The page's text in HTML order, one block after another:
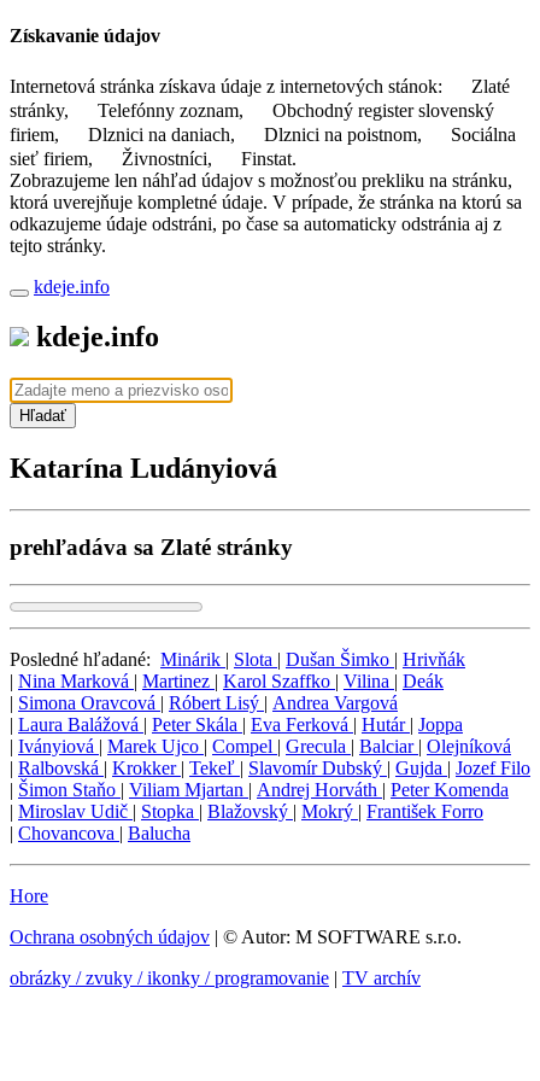
Získavanie údajov
Internetová stránka získava údaje z internetových stánok:
Zlaté
stránky,
Telefónny zoznam,
Obchodný register slovenský
firiem,
Dlznici na daniach, Dlznici na poistnom,
Sociálna
sieť firiem,
Živnostníci,
Finstat.
Zobrazujeme len náhľad údajov s možnosťou prekliku na stránku,
ktorá uverejňuje kompletné údaje. V prípade, že stránka na ktorú sa
odkazujeme údaje odstráni, po čase sa automaticky odstránia aj z
tejto stránky.
kdeje.info
kdeje.info
Hľadať
Katarína Ludányiová
prehľadáva sa Zlaté stránky
Posledné hľadané: Minárik | Slota | Dušan Šimko | Hrivňák
| Nina Marková | Martinez | Karol Szaffko | Vilina | Deák
| Simona Oravcová | Róbert Lisý | Andrea Vargová
| Laura Balážová | Peter Skála | Eva Ferková | Hutár | Joppa
| Iványiová | Marek Ujco | Compel | Grecula | Balciar | Olejníková
| Ralbovská | Krokker | Tekeľ | Slavomír Dubský | Gujda | Jozef Filo
| Šimon Staňo | Viliam Mjartan | Andrej Horváth | Peter Komenda
| Miroslav Udič | Stopka | Blažovský | Mokrý | František Forro
| Chovancova | Balucha
Hore
Ochrana osobných údajov | © Autor: M SOFTWARE s.r.o.
obrázky / zvuky / ikonky / programovanie | TV archív